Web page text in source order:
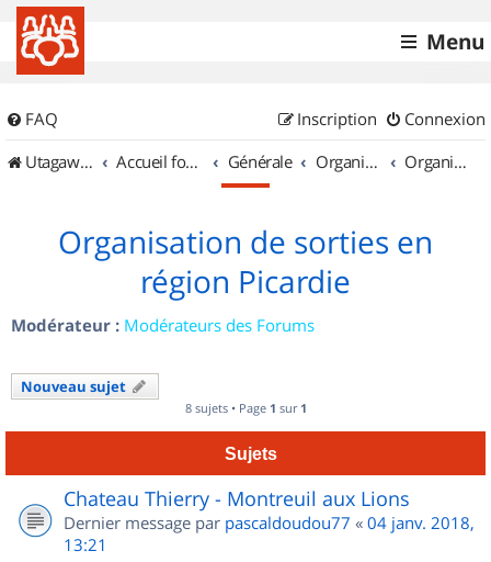
Menu
FAQ Connexion
Inscription
UtagawaVTT (Randos VTT et VTTAE avec traces GPS)
Accueil forum Générale Organisation de sorties & Recherche de partenaires Organisation de sorties en région Picardie
Organisation de sorties en
région Picardie
Modérateur : Modérateurs des Forums
Nouveau sujet
8 sujets • Page 1 sur 1
Sujets
Chateau Thierry - Montreuil aux Lions
Dernier message par pascaldoudou77 « 04 janv. 2018,
13:21